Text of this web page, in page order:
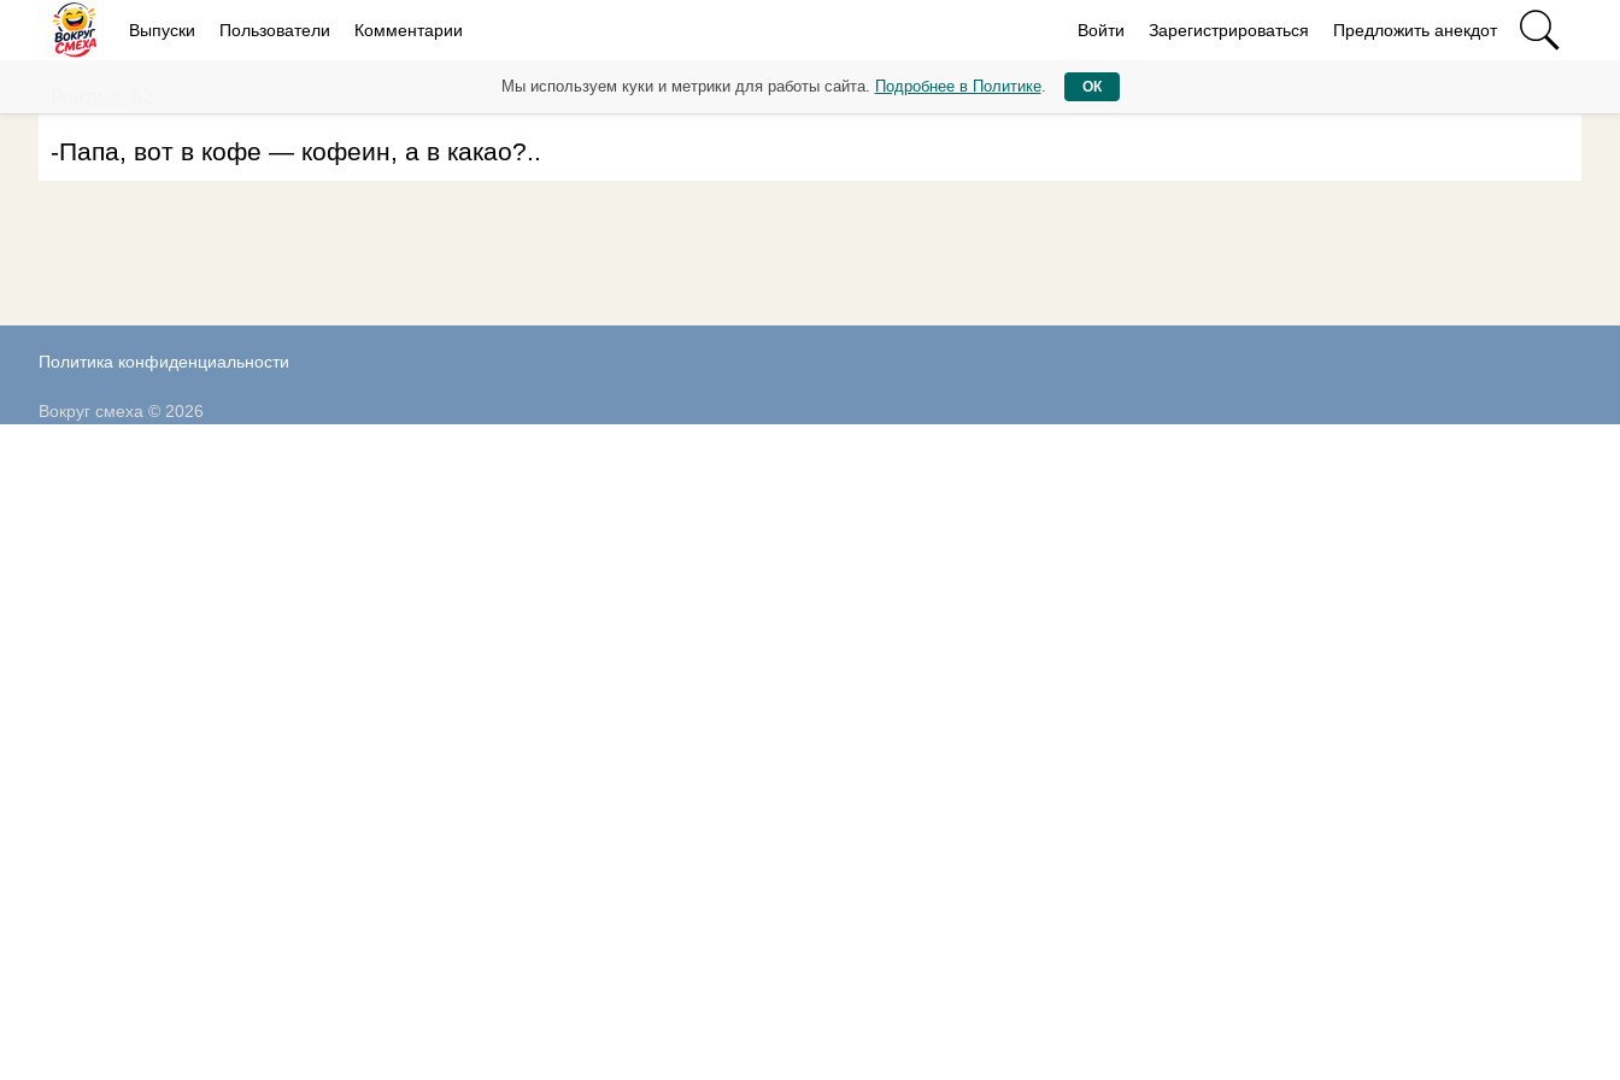
Выпуски Пользователи Комментарии Войти Зарегистрироваться Предложить анекдот
-Папа, вот в кофе — кофеин, а в какао?..
Политика конфиденциальности
Мы используем куки и метрики для работы сайта. Подробнее в Политике. ОК
Вокруг смеха © 2026